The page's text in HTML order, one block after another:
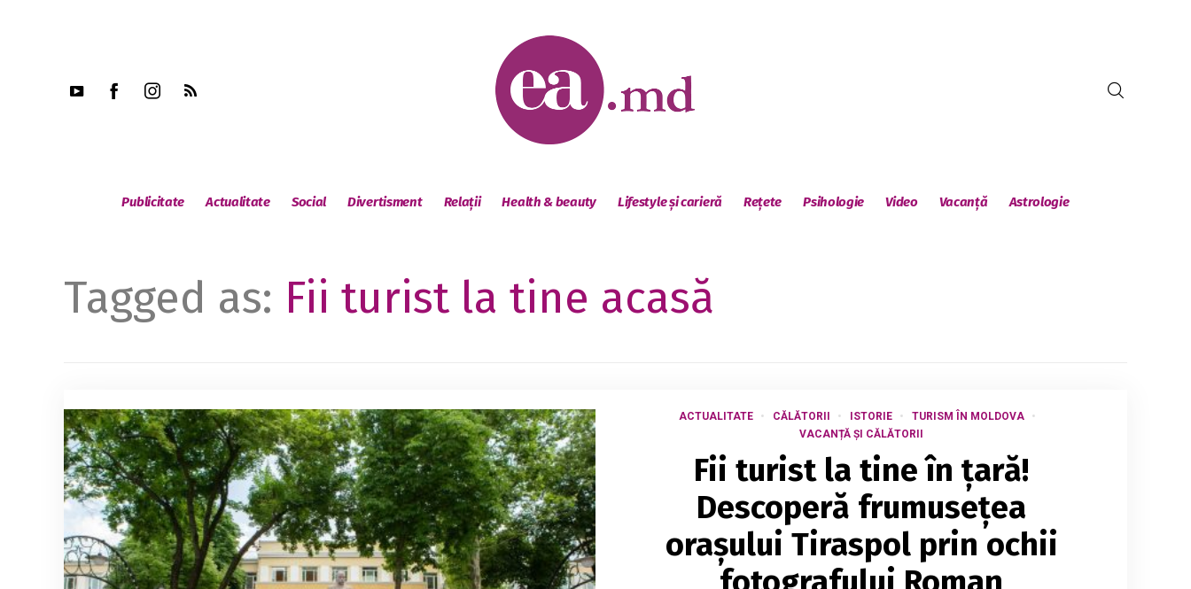
Publicitate Actualitate Social Divertisment Relații Health & beauty Lifestyle și carieră Rețete Psihologie Video Vacanță Astrologie
Tagged as: Fii turist la tine acasă
ACTUALITATE CĂLĂTORII ISTORIE
TURISM ÎN MOLDOVA
VACANȚĂ ȘI CĂLĂTORII
Fii turist la tine în țară!
Descoperă frumusețea
orașului Tiraspol prin ochii